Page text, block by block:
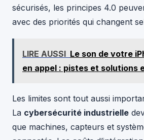
sécurisés, les principes 4.0
avec des priorités qui changent
LIRE AUSSI Le son de votre
en appel : pistes et solutions
Les limites sont tout aussi
La cybersécurité industrielle
que machines, capteurs et